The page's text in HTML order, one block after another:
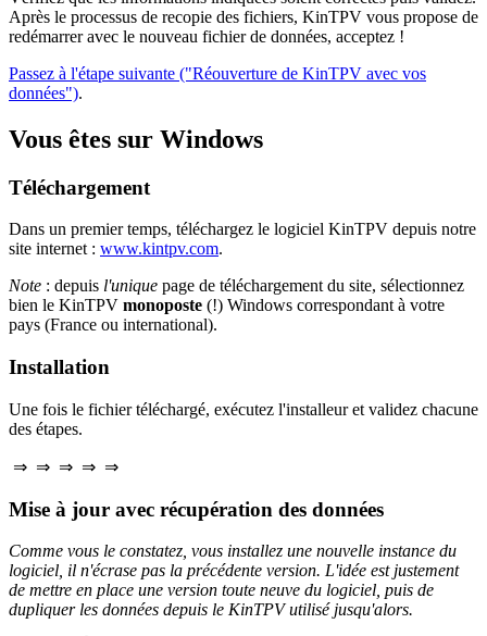
Après le processus de recopie des fichiers, KinTPV vous propose de
redémarrer avec le nouveau fichier de données, acceptez !
Passez à l'étape suivante ("Réouverture de KinTPV avec vos
données").
Vous êtes sur Windows
Téléchargement
Dans un premier temps, téléchargez le logiciel KinTPV depuis notre
site internet : www.kintpv.com.
Note : depuis l'unique page de téléchargement du site, sélectionnez
bien le KinTPV monoposte (!) Windows correspondant à votre
pays (France ou international).
Installation
Une fois le fichier téléchargé, exécutez l'installeur et validez chacune
des étapes.
⇒ ⇒ ⇒ ⇒ ⇒
Mise à jour avec récupération des données
Comme vous le constatez, vous installez une nouvelle instance du
logiciel, il n'écrase pas la précédente version. L'idée est justement
de mettre en place une version toute neuve du logiciel, puis de
dupliquer les données depuis le KinTPV utilisé jusqu'alors.